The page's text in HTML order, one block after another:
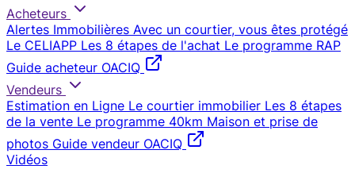
Acheteurs
Alertes Immobilières Avec un courtier, vous êtes protégé
Le CELIAPP Les 8 étapes de l'achat Le programme RAP
Guide acheteur OACIQ
Vendeurs
Estimation en Ligne Le courtier immobilier Les 8 étapes
de la vente Le programme 40km Maison et prise de
photos Guide vendeur OACIQ
Vidéos